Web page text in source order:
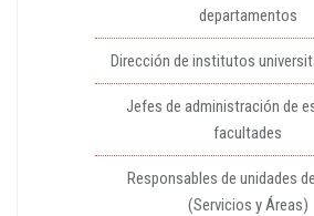
departamentos
Dirección de institutos
Jefes de administración de
facultades
Responsables de unidades
(Servicios y Áreas)